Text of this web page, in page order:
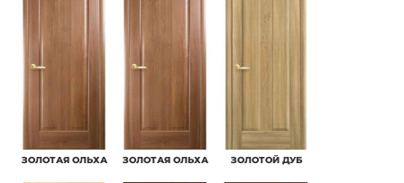
ЗОЛОТАЯ ОЛЬХА ЗОЛОТАЯ ОЛЬХА ЗОЛОТОЙ ДУБ